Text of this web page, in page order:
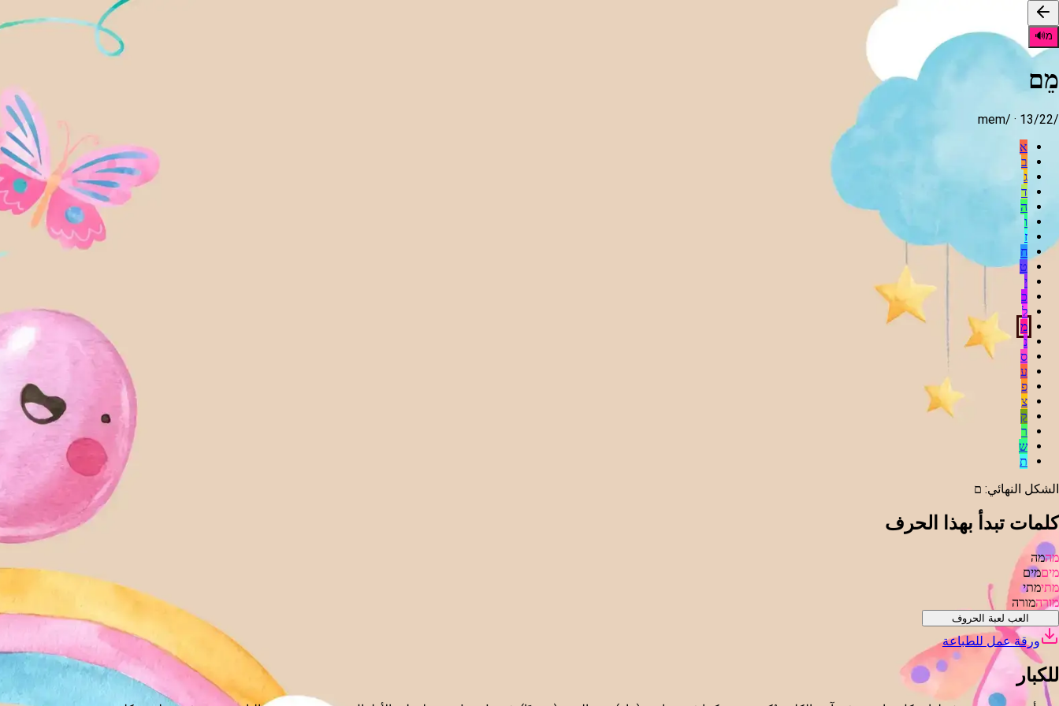
מ🔊
מֵם
/
mem/ · 13/22
א
ב
ג
ד
ה
ו
ז
ח
ט
י
כ
ל
מ
נ
ס
ע
פ
צ
ק
ר
ש
ת
الشكل النهائي: ם
كلمات تبدأ بهذا الحرف
מהמה
מיםמים
מתימתי
מורהמורה
العب لعبة الحروف
ورقة عمل للطباعة
للكبار